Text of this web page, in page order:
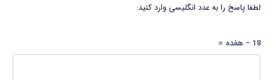
لطفا پاسخ را به عدد انگلیسی وارد کنید:
18 − هفده =